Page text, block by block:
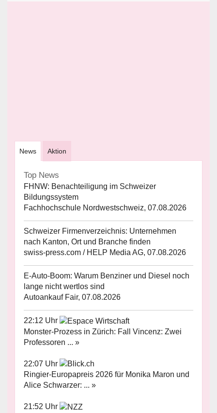
News Aktion
Top News
FHNW: Benachteiligung im Schweizer
Bildungssystem
Fachhochschule Nordwestschweiz, 07.08.2026
Schweizer Firmenverzeichnis: Unternehmen
nach Kanton, Ort und Branche finden
swiss-press.com / HELP Media AG, 07.08.2026
E-Auto-Boom: Warum Benziner und Diesel noch
lange nicht wertlos sind
Autoankauf Fair, 07.08.2026
22:12 Uhr
Monster-Prozess in Zürich: Fall Vincenz: Zwei
Professoren ... »
22:07 Uhr
Ringier-Europapreis 2026 für Monika Maron und
Alice Schwarzer: ... »
21:52 Uhr